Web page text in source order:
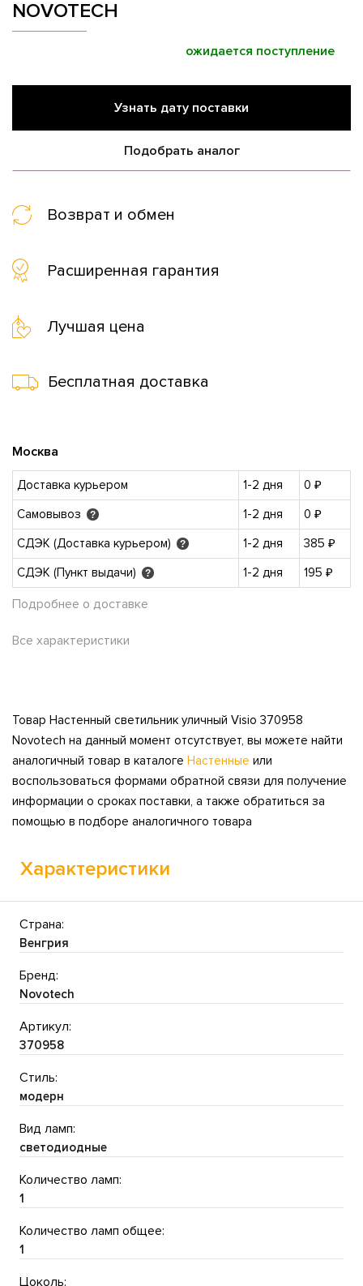
NOVOTECH
ожидается поступление
Узнать дату поставки
Подобрать аналог
Возврат и обмен
Расширенная гарантия
Лучшая цена
Бесплатная доставка
Москва
Доставка курьером 1-2 дня
0 ₽
Самовывоз
? 1-2 дня
0 ₽
СДЭК (Доставка курьером)
? 1-2 дня
385 ₽
СДЭК (Пункт выдачи)
? 1-2 дня 195 ₽
Подробнее о доставке
Все характеристики
Товар Настенный светильник уличный Visio 370958
Novotech на данный момент отсутствует, вы можете найти
аналогичный товар в каталоге Настенные или
воспользоваться формами обратной связи для получение
информации о сроках поставки, а также обратиться за
помощью в подборе аналогичного товара
Характеристики
Страна:
Венгрия
Бренд:
Novotech
Артикул:
370958
Стиль:
модерн
Вид ламп:
светодиодные
Количество ламп:
1
Количество ламп общее:
1
Цоколь: